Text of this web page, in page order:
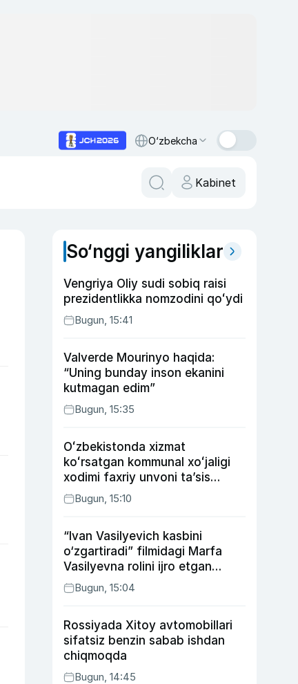
O‘zbekcha
Kabinet
So‘nggi yangiliklar
Vengriya Oliy sudi sobiq raisi
prezidentlikka nomzodini qoʻydi
Bugun, 15:41
Valverde Mourinyo haqida:
“Uning bunday inson ekanini
kutmagan edim”
Bugun, 15:35
Oʻzbekistonda xizmat
koʻrsatgan kommunal xoʻjaligi
xodimi faxriy unvoni taʼsis
etilishi mumkin
Bugun, 15:10
“Ivan Vasilyevich kasbini
o‘zgartiradi” filmidagi Marfa
Vasilyevna rolini ijro etgan
aktrisaning taqdiri qanday
kechdi?
Bugun, 15:04
Rossiyada Xitoy avtomobillari
sifatsiz benzin sabab ishdan
chiqmoqda
Bugun, 14:45